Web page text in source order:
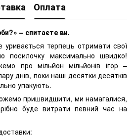
Оплата
– спитаєте ви.
терпець отримати свої
посилочку максимально швидко!
про мільйон мільйонів ігор –
днів, поки наші десятки десятків
упакують.
пришвидшити, ми намагалися,
буде витрати певний час на